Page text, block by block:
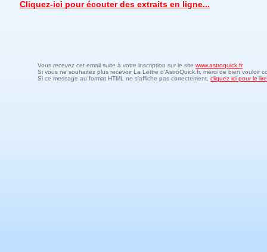
Cliquez-ici pour écouter des extraits en ligne...
Vous recevez cet email suite à votre inscription sur le site www.astroquick.fr
Si vous ne souhaitez plus recevoir La Lettre d'AstroQuick.fr, merci de bien vouloir
Si ce message au format HTML ne s'affiche pas correctement, cliquez ici pour le